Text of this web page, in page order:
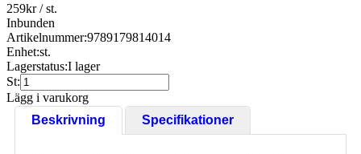
259kr/ st.
Inbunden
Artikelnummer:9789179814014
Enhet:st.
Lagerstatus:I lager
St:
Lägg i varukorg
Beskrivning
Specifikationer